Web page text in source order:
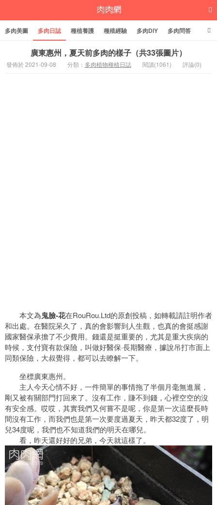
多肉美圖 多肉日誌 種植養護 種殖經驗 多肉DIY 多肉問答
多肉標籤
廣東惠州，夏天前多肉的樣子（共33張圖片）
發佈於 2021-09-08 分類： 多肉植物種植日誌 閱讀(1061) 評論(0)
本文為鬼臉-花在RouRou.Ltd的原創投稿，如轉載請註明作者
和出處。在醫院呆久了，真的會影響到人生觀，也真的會挺感謝
國家醫保承擔了不少費用。錢還是挺重要的，尤其是重大疾病的
時候，支付寶有款保險，叫做好醫保·長期醫療，據說吊打市面上
同類保險，大叔覺得，都可以去瞭解一下。
坐標廣東惠州。
主人今天心情不好，一件簡單的事情拖了半個月毫無進展，
剛又被有關部門打回來了。沒有工作，賺不到錢，心裡空空的沒
有安全感。哎哎，其實我們又何嘗不是呢，你是第一次這麼長時
間沒有工作，而我們也是第一次要度過夏天，昨天都32度了，明
兒34度呢，我們也不知道我們的明天在哪兒。
看，昨天還好好的兄弟，今天就這樣了。